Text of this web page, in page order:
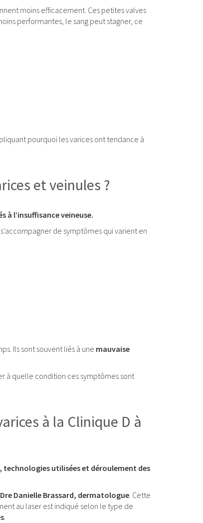
moins efficacement. Ces petites valves
performantes, le sang peut stagner, ce
pourquoi les varices ont tendance à
et veinules ?
à l’insuffisance veineuse.
de symptômes qui varient en
Ils sont souvent liés à une mauvaise
à quelle condition ces symptômes sont
à la Clinique D à
utilisées et déroulement des
Danielle Brassard, dermatologue. Cette
au laser est indiqué selon le type de
.